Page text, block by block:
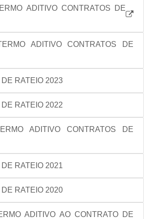
ADITIVO CONTRATOS DE
ADITIVO CONTRATOS DE
RATEIO 2023
RATEIO 2022
ADITIVO CONTRATOS DE
RATEIO 2021
RATEIO 2020
ADITIVO AO CONTRATO DE